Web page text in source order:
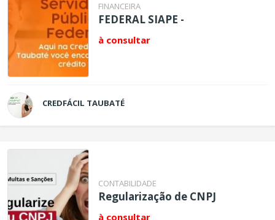
FINANCEIRA
FEDERAL SIAPE -
à consultar
CREDFÁCIL TAUBATÉ
CONTABILIDADE
Regularização de CNPJ
à consultar